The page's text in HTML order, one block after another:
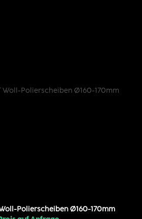
Woll-Polierscheiben Ø160-170mm